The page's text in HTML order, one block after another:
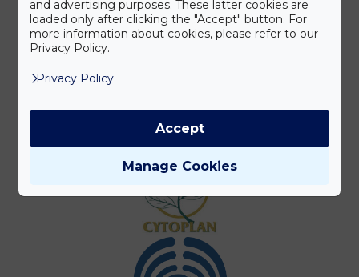
and advertising purposes. These latter cookies are
loaded only after clicking the "Accept" button. For
more information about cookies, please refer to our
Privacy Policy.
Privacy Policy
Manage Cookies
Accept